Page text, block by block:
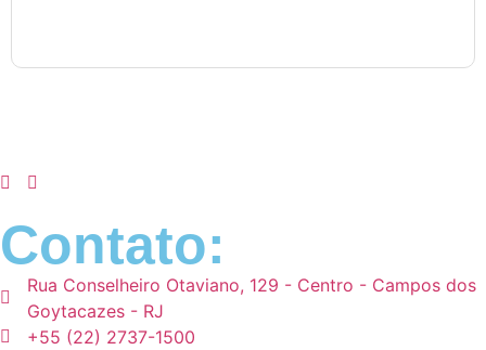
Contato:
Rua Conselheiro Otaviano, 129 - Centro - Campos dos
Goytacazes - RJ
+55 (22) 2737-1500